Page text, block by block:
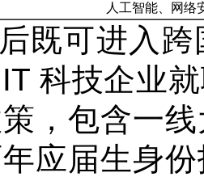
人工智能、网络
既可进入
科技企业
，包含一
应届生身